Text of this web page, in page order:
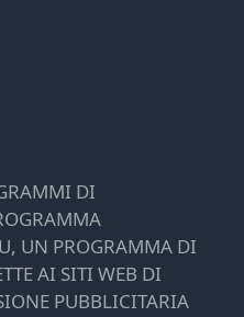
DI
UN PROGRAMMA DI
AI SITI WEB DI
PUBBLICITARIA